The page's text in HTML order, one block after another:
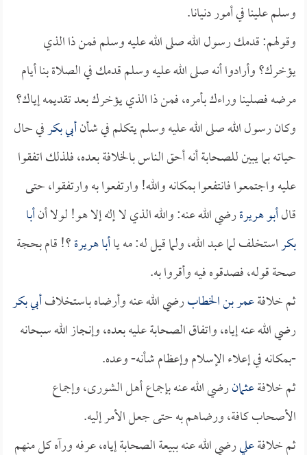
وسلم علينا في أمور دنيانا.
وقولهم: قدمك رسول الله صلى الله عليه وسلم فمن ذا الذي
يؤخرك؟ وأرادوا أنه صلى الله عليه وسلم قدمك في الصلاة بنا أيام
مرضه فصلينا وراءك بأمره، فمن ذا الذي يؤخرك بعد تقديمه إياك؟
وكان رسول الله صلى الله عليه وسلم يتكلم في شأنأبي بكرفي حال
حياته بما يبين للصحابة أنه أحق الناس بالخلافة بعده، فلذلك اتفقوا
عليه واجتمعوا فانتفعوا بمكانه والله! وارتفعوا به وارتفقوا، حتى
قالأبو هريرةرضي الله عنه: والله الذي لا إله إلا هو! لولا أنأبا
بكراستخلف لما عبد الله، ولما قيل له: مه ياأبا هريرة؟! قام بحجة
صحة قوله، فصدقوه فيه وأقروا به.
ثم خلافةعمر بن الخطابرضي الله عنه وأرضاه باستخلافأبي بكر
رضي الله عنه إياه، واتفاق الصحابة عليه بعده، وإنجاز الله سبحانه
-بمكانه في إعلاء الإسلام وإعظام شأنه- وعده.
ثم خلافةعثمانرضي الله عنه بإجماع أهل الشورى، وإجماع
الأصحاب كافة، ورضاهم به حتى جعل الأمر إليه.
ثم خلافةعليرضي الله عنه ببيعة الصحابة إياه، عرفه ورآه كل منهم